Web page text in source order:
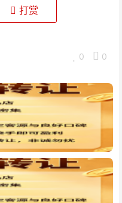
打赏
0 0